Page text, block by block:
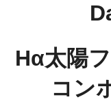
Hα太陽
コン